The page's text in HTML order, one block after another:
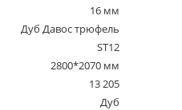
16 мм
Дуб Давос трюфель
ST12
2800*2070 мм
13 205
Дуб